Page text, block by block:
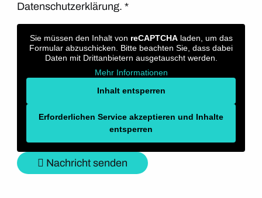
Datenschutzerklärung.*
Sie müssen den Inhalt von reCAPTCHAladen, um das
Formular abzuschicken. Bitte beachten Sie, dass dabei
Daten mit Drittanbietern ausgetauscht werden.
Mehr Informationen
Inhalt entsperren
Erforderlichen Service akzeptieren und Inhalte
entsperren
Nachricht senden